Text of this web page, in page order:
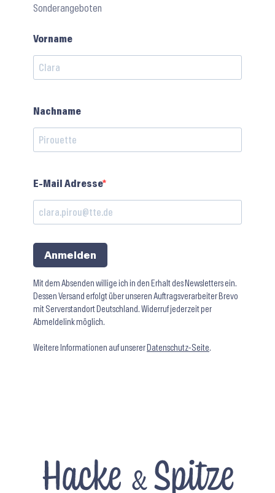
Sonderangeboten
Vorname
Nachname
E-Mail Adresse
Anmelden
Mit dem Absenden willige ich in den Erhalt des Newsletters ein.
Dessen Versand erfolgt über unseren Auftragsverarbeiter Brevo
mit Serverstandort Deutschland. Widerruf jederzeit per
Abmeldelink möglich.
Weitere Informationen auf unserer Datenschutz-Seite.